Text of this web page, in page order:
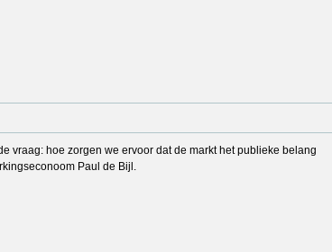
vraag: hoe zorgen we ervoor dat de markt het publieke belang
Paul de Bijl.